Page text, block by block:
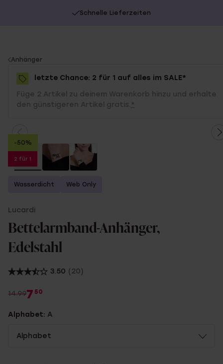
Schnelle Lieferzeiten
You
are
here:
Anhänger
letzte Chance: 2 für 1 auf alles im SALE*
Füge 2 Artikel zu deinem Warenkorb hinzu und erhalte
den günstigeren Artikel gratis. *
-50%
2 für 1
Wasserdicht Web Only
Lucardi
Bettelarmband-Anhänger,
Edelstahl
3.50 (20)
14.997 50
Alphabet: A
Alphabet